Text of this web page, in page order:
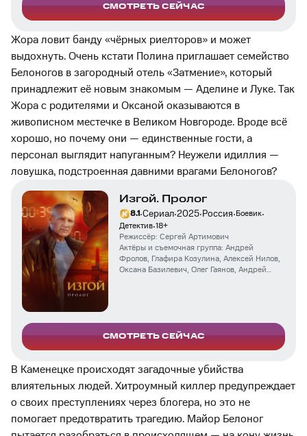
СМОТРЕТЬ СЕЙЧАС
Жора ловит банду «чёрных риелторов» и может
выдохнуть. Очень кстати Полина приглашает семейство
Белоногов в загородный отель «Затмение», который
принадлежит её новым знакомым — Аделине и Луке. Так
Жора с родителями и Оксаной оказываются в
живописном местечке в Великом Новгороде. Вроде всё
хорошо, но почему они — единственные гости, а
персонал выглядит напуганным? Неужели идиллия —
ловушка, подстроенная давними врагами Белоногов?
Изгой. Пролог
8.1·Сериал·2025·Россия·Боевик·
Детектив·18+
Режиссёр: Сергей Артимович
Актёры и съемочная группа: Андрей
Фролов, Глафира Козулина, Алексей Нилов,
Оксана Базилевич, Олег Гаянов, Андрей
СМОТРЕТЬ СЕЙЧАС
В Каменецке происходят загадочные убийства
влиятельных людей. Хитроумный киллер предупреждает
о своих преступлениях через блогера, но это не
помогает предотвратить трагедию. Майор Белоног